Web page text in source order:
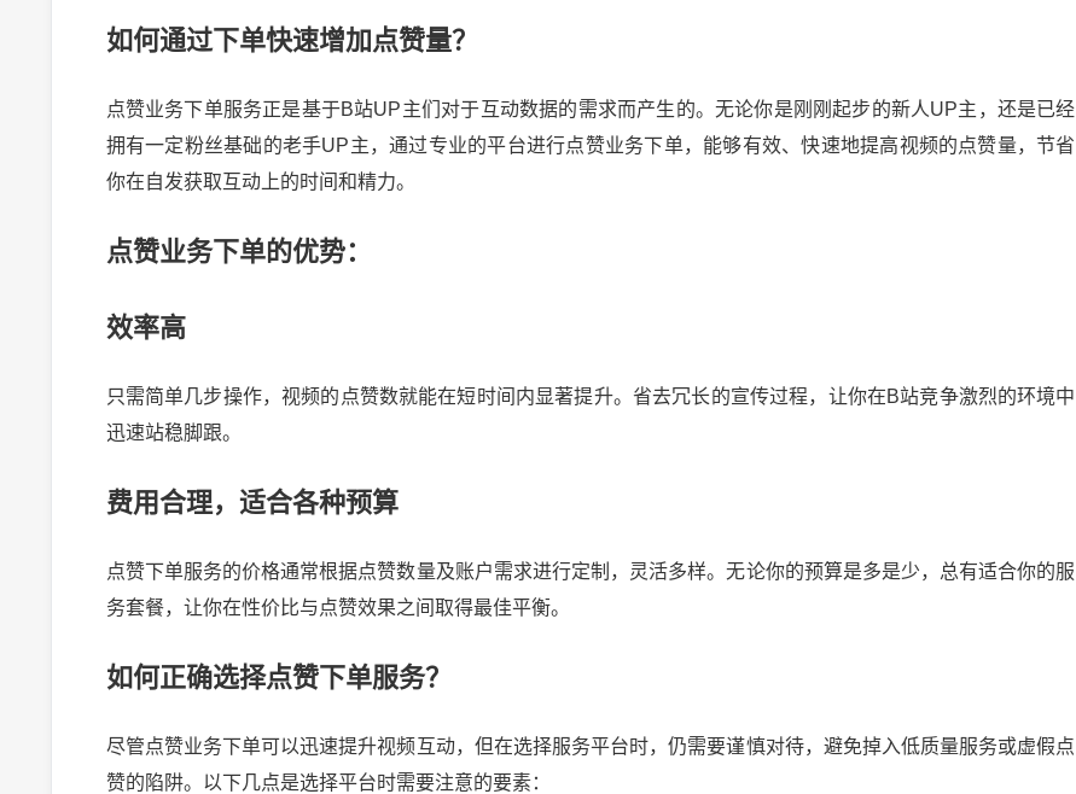
如何通过下单快速增加点赞量？
点赞业务下单服务正是基于B站UP主们对于互动数据的需求而产生的。无论你是刚刚起步的新人UP主，还是已经
拥有一定粉丝基础的老手UP主，通过专业的平台进行点赞业务下单，能够有效、快速地提高视频的点赞量，节省
你在自发获取互动上的时间和精力。
点赞业务下单的优势：
效率高
只需简单几步操作，视频的点赞数就能在短时间内显著提升。省去冗长的宣传过程，让你在B站竞争激烈的环境中
迅速站稳脚跟。
费用合理，适合各种预算
点赞下单服务的价格通常根据点赞数量及账户需求进行定制，灵活多样。无论你的预算是多是少，总有适合你的服
务套餐，让你在性价比与点赞效果之间取得最佳平衡。
如何正确选择点赞下单服务？
尽管点赞业务下单可以迅速提升视频互动，但在选择服务平台时，仍需要谨慎对待，避免掉入低质量服务或虚假点
赞的陷阱。以下几点是选择平台时需要注意的要素：